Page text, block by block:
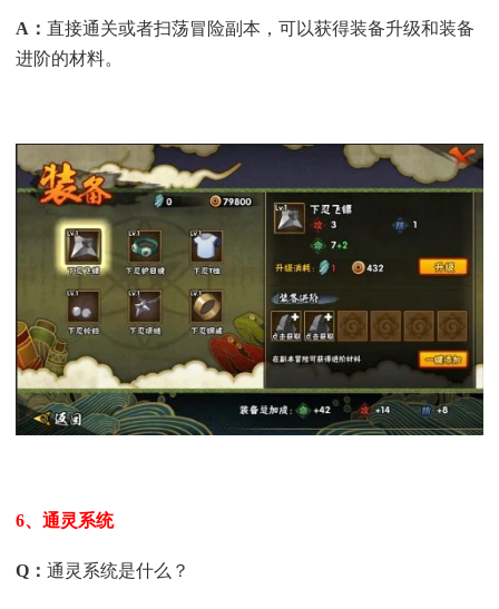
A ：直接通关或者扫荡冒险副本，可以获得装备升级和装备
进阶的材料。
6、通灵系统
Q ：通灵系统是什么？